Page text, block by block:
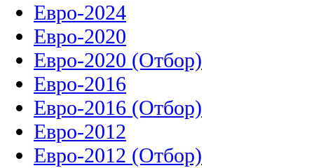
Евро-2024
Евро-2020
Евро-2020 (Отбор)
Евро-2016
Евро-2016 (Отбор)
Евро-2012
Евро-2012 (Отбор)